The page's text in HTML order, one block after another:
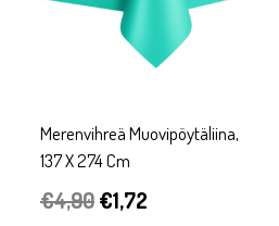
Merenvihreä Muovipöytäliina,
137 X 274 Cm
€4,90Alkuperäinen
€1,72